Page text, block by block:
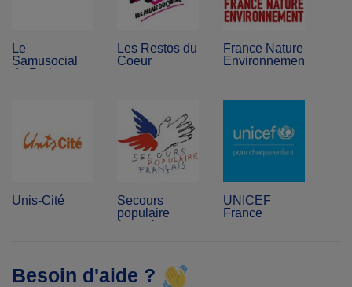
Le
Samusocial
de Paris
Les Restos du
Coeur
France Nature
Environnement
Unis-Cité
Secours
populaire
français
UNICEF
France
Besoin d'aide ?